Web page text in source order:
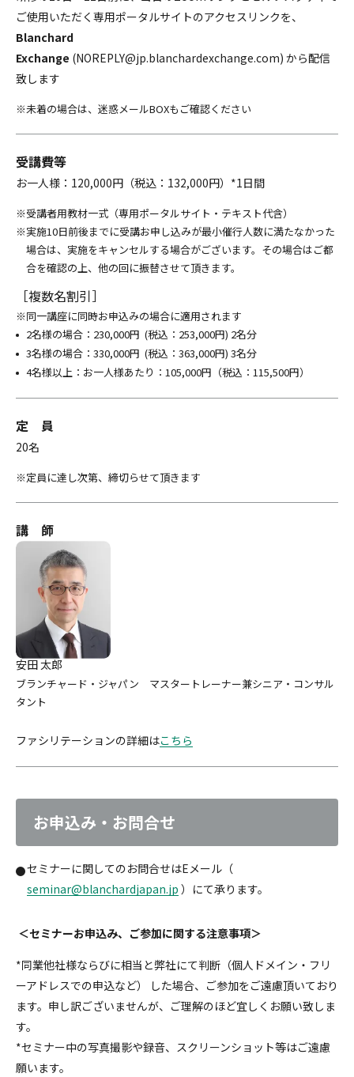
ご使用いただく専用ポータルサイトのアクセスリンクを、
Blanchard
Exchange (NOREPLY@jp.blanchardexchange.com) から配信
致します
未着の場合は、迷惑メールBOXもご確認ください
受講費等
お一人様：120,000円（税込：132,000円）*1日間
受講者用教材一式（専用ポータルサイト・テキスト代含）
実施10日前後までに受講お申し込みが最小催行人数に満たなかった
場合は、実施をキャンセルする場合がございます。その場合はご都
合を確認の上、他の回に振替させて頂きます。
［複数名割引］
同一講座に同時お申込みの場合に適用されます
2名様の場合：230,000円 (税込：253,000円) 2名分
3名様の場合：330,000円 (税込：363,000円) 3名分
4名様以上：お一人様あたり：105,000円（税込：115,500円）
定 員
20名
定員に達し次第、締切らせて頂きます
講 師
安田 太郎
ブランチャード・ジャパン マスタートレーナー兼シニア・コンサル
タント
ファシリテーションの詳細はこちら
お申込み・お問合せ
セミナーに関してのお問合せはEメール（
seminar@blanchardjapan.jp ）にて承ります。
＜セミナーお申込み、ご参加に関する注意事項＞
*同業他社様ならびに相当と弊社にて判断（個人ドメイン・フリ
ーアドレスでの申込など） した場合、ご参加をご遠慮頂いており
ます。申し訳ございませんが、ご理解のほど宜しくお願い致しま
す。
*セミナー中の写真撮影や録音、スクリーンショット等はご遠慮
願います。